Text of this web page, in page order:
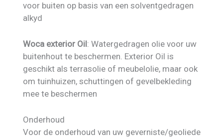
voor buiten op basis van een solventgedragen
alkyd
Woca exterior Oil: Watergedragen olie voor uw
buitenhout te beschermen. Exterior Oil is
geschikt als terrasolie of meubelolie, maar ook
om tuinhuizen, schuttingen of gevelbekleding
mee te beschermen
Onderhoud
Voor de onderhoud van uw geverniste/geoliede